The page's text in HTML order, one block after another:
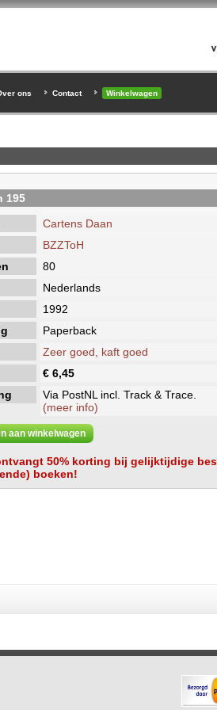
ons
Contact Winkelwagen
195
Cartens Daan
BZZToH
80
Nederlands
1992
Paperback
Zeer goed, kaft goed
€ 6,45
Via PostNL incl. Track & Trace.
(meer info)
aan winkelwagen
50% korting bij gelijktijdige
boeken!